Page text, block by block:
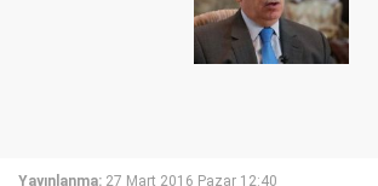
Yayınlanma: 27 Mart 2016 Pazar 12:40